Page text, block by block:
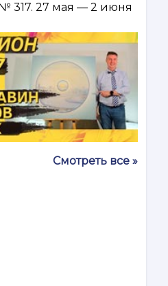
317. 27 мая — 2 июня
Смотреть все »